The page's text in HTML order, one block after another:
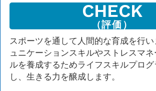
CHECK
（評価）
スポーツを通して人間的な育成を行い
ュニケーションスキルやストレスマ
ルを養成するためライフスキルプロ
し、生きる力を醸成します。